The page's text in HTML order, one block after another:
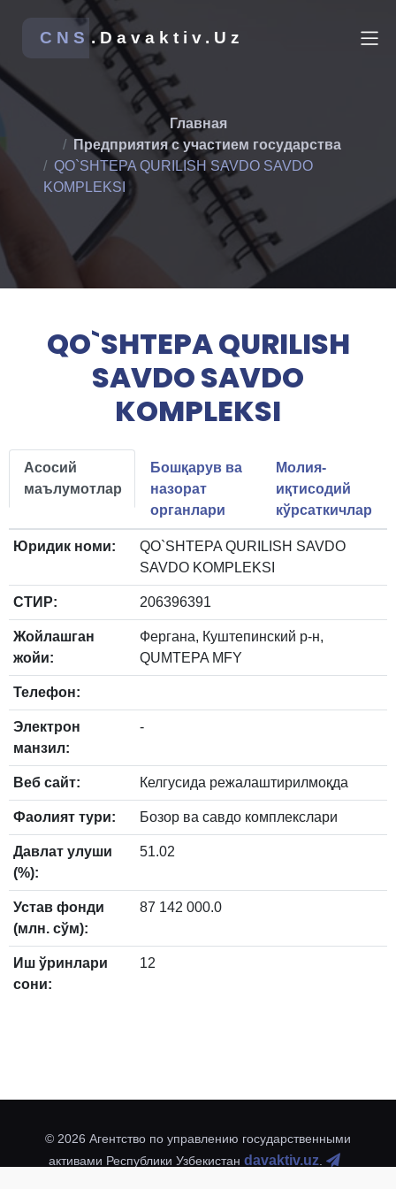
CNS .Davaktiv.Uz
Главная
Предприятия с участием государства
QO`SHTEPA QURILISH SAVDO SAVDO
KOMPLEKSI
QO`SHTEPA QURILISH
SAVDO SAVDO
KOMPLEKSI
Асосий
маълумотлар
Бошқарув ва
назорат
органлари
Молия-
иқтисодий
кўрсаткичлар
Юридик номи:
QO`SHTEPA QURILISH SAVDO
SAVDO KOMPLEKSI
СТИР: 206396391
Жойлашган
жойи:
Фергана, Куштепинский р-н,
QUMTEPA MFY
Телефон:
Электрон
манзил:
-
Веб сайт: Келгусида режалаштирилмоқда
Фаолият тури: Бозор ва савдо комплекслари
Давлат улуши
(%):
51.02
Устав фонди
(млн. сўм):
87 142 000.0
Иш ўринлари
сони:
12
© 2026 Агентство по управлению государственными
активами Республики Узбекистан davaktiv.uz